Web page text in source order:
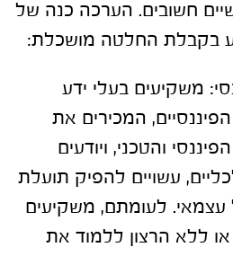
חשובים. הערכה כנה של
בקבלת החלטה מושכלת:
משקיעים בעלי ידע
המכירים את
והטכני, ויודעים
עשויים להפיק תועלת
עצמאי. לעומתם, משקיעים
ללא הרצון ללמוד את